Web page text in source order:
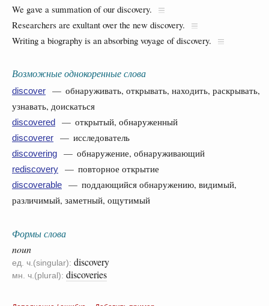
We gave a summation of our discovery.
Researchers are exultant over the new discovery.
Writing a biography is an absorbing voyage of discovery.
Возможные однокоренные слова
discover
— обнаруживать, открывать, находить, раскрывать,
узнавать, доискаться
discovered — открытый, обнаруженный
discoverer — исследователь
discovering — обнаружение, обнаруживающий
rediscovery — повторное открытие
discoverable
— поддающийся обнаружению, видимый,
различимый, заметный, ощутимый
Формы слова
noun
ед. ч.(singular): discovery
мн. ч.(plural): discoveries